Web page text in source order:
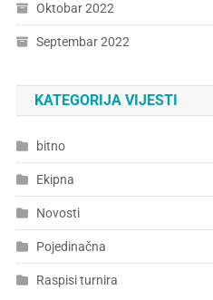
Oktobar 2022
Septembar 2022
KATEGORIJA VIJESTI
bitno
Ekipna
Novosti
Pojedinačna
Raspisi turnira